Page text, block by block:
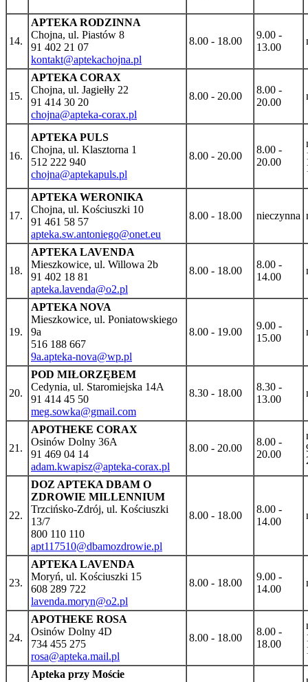
14.
APTEKA RODZINNA
Chojna, ul. Piastów 8
91 402 21 07
kontakt@aptekachojna.pl
8.00 - 18.00
9.00 -
13.00
15.
APTEKA CORAX
Chojna, ul. Jagiełły 22
91 414 30 20
chojna@apteka-corax.pl
8.00 - 20.00
8.00 -
20.00
16.
APTEKA PULS
Chojna, ul. Klasztorna 1
512 222 940
chojna@aptekapuls.pl
8.00 - 20.00
8.00 -
20.00
17.
APTEKA WERONIKA
Chojna, ul. Kościuszki 10
91 461 58 57
apteka.sw.antoniego@onet.eu
8.00 - 18.00 nieczynna
18.
APTEKA LAVENDA
Mieszkowice, ul. Willowa 2b
91 402 18 81
apteka.lavenda@o2.pl
8.00 - 18.00
8.00 -
14.00
19.
APTEKA NOVA
Mieszkowice, ul. Poniatowskiego
9a
516 188 667
9a.apteka-nova@wp.pl
8.00 - 19.00
9.00 -
15.00
20.
POD MIŁORZĘBEM
Cedynia, ul. Staromiejska 14A
91 414 45 50
meg.sowka@gmail.com
8.30 - 18.00
8.30 -
13.00
21.
APOTHEKE CORAX
Osinów Dolny 36A
91 469 04 14
adam.kwapisz@apteka-corax.pl
8.00 - 20.00
8.00 -
20.00
22.
DOZ APTEKA DBAM O
ZDROWIE MILLENNIUM
Trzcińsko-Zdrój, ul. Kościuszki
13/7
800 110 110
apt117510@dbamozdrowie.pl
8.00 - 18.00
8.00 -
14.00
23.
APTEKA LAVENDA
Moryń, ul. Kościuszki 15
608 289 722
lavenda.moryn@o2.pl
8.00 - 18.00
9.00 -
14.00
24.
APOTHEKE ROSA
Osinów Dolny 4D
734 455 275
rosa@apteka.mail.pl
8.00 - 18.00
8.00 -
18.00
Apteka przy Moście